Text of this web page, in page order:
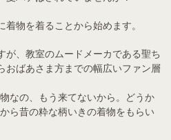
物を着ることから始めます。
が、教室のムードメーカである聖ち
おばあさま方までの幅広いファン層
なの、もう来てないから。どうか
ら昔の粋な柄いきの着物をもらい